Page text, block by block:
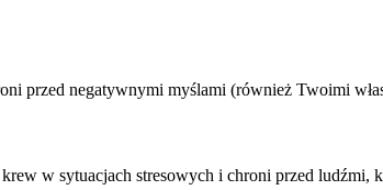
przed negatywnymi myślami (również Twoimi
w sytuacjach stresowych i chroni przed ludźmi,